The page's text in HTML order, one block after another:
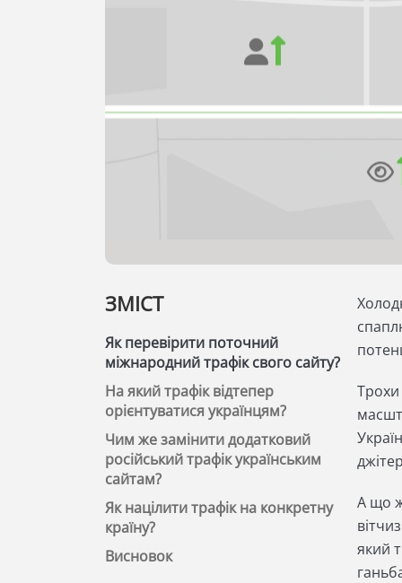
ЗМІСТ
Як перевірити поточний
міжнародний трафік свого сайту?
На який трафік відтепер
орієнтуватися українцям?
Чим же замінити додатковий
російський трафік українським
сайтам?
Як націлити трафік на конкретну
країну?
Висновок
Трохи
А що ж
який